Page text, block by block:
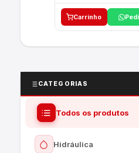
Carrinho
CATEGORIAS
Todos os produtos
Hidráulica